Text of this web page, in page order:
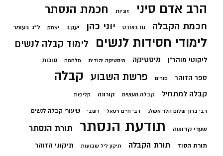
הרב אדם סיני זוגיות חכמת הנסתר
חכמת הקבלה טו בשבט יוני כהן יעקב יצחק ל"ג בעומר
לימודי חסידות לנשים לימוד קבלה לנשים
ליקוטי מוהר"ן מיסטיקה מיסטיקה יהודית מלחמה סוכות
ספר הזוהר פורים פרשת השבוע קבלה
קבלה למתחיל קבלה מעשית קורונה קליפות
רבי ברוך שלום הלוי אשלג רבי חיים ויטאל רשבי שיעורי קבלה לנשים
שערי קדושה תודעת הנסתר תורת הנסתר
תורת הסוד תורת הקבלה תיקון ליל שבועות תיקוני הזוהר